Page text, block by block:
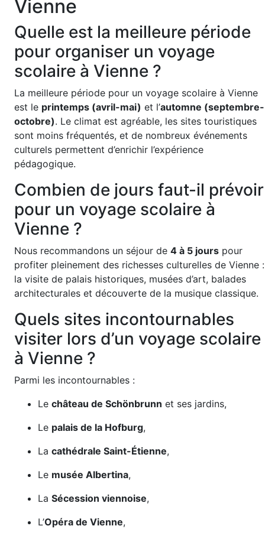
Vienne
Quelle est la meilleure période
pour organiser un voyage
scolaire à Vienne ?
La meilleure période pour un voyage scolaire à Vienne
est le printemps (avril-mai) et l’automne (septembre-
octobre). Le climat est agréable, les sites touristiques
sont moins fréquentés, et de nombreux événements
culturels permettent d’enrichir l’expérience
pédagogique.
Combien de jours faut-il prévoir
pour un voyage scolaire à
Vienne ?
Nous recommandons un séjour de 4 à 5 jours pour
profiter pleinement des richesses culturelles de Vienne :
la visite de palais historiques, musées d’art, balades
architecturales et découverte de la musique classique.
Quels sites incontournables
visiter lors d’un voyage scolaire
à Vienne ?
Parmi les incontournables :
Le château de Schönbrunn et ses jardins,
Le palais de la Hofburg,
La cathédrale Saint-Étienne,
Le musée Albertina,
La Sécession viennoise,
L’Opéra de Vienne,